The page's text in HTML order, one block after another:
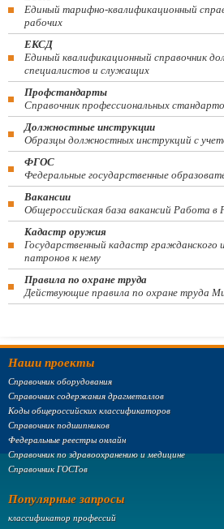
Единый тарифно-квалификационный
рабочих
ЕКСД
Единый квалификационный справочник
специалистов и служащих
Профстандарты
Справочник профессиональных
Должностные инструкции
Образцы должностных инструкций с
ФГОС
Федеральные государственные
Вакансии
Общероссийская база вакансий Работа в
Кадастр оружия
Государственный кадастр гражданского
патронов к нему
Правила по охране труда
Действующие правила по охране труда
Наши проекты
Справочник оборудования
Справочник содержания драгметаллов
Коды общероссийских классификаторов
Справочник подшипников
Федеральные реестры онлайн
Справочник по здравоохранению и медицине
Справочник ГОСТов
Популярные запросы
классификатор профессий